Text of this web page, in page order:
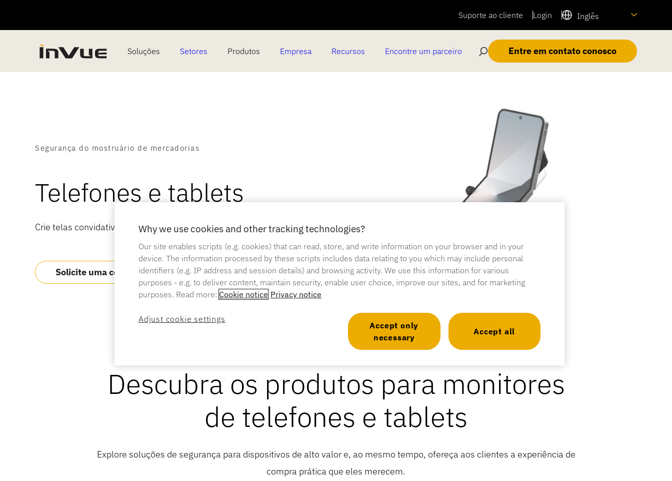
Suporte ao cliente Login Inglês
Soluções Setores Produtos Empresa Recursos Encontre um parceiro Entre em contato conosco
Segurança do mostruário de mercadorias
Telefones e tablets
Crie telas convidativas e seguras para smartphones e tablets.
Solicite uma cotação
Descubra os produtos para monitores
de telefones e tablets
Explore soluções de segurança para dispositivos de alto valor e, ao mesmo tempo, ofereça aos clientes a experiência de
compra prática que eles merecem.
Why we use cookies and other tracking technologies?
Our site enables scripts (e.g. cookies) that can read, store, and write information on your browser and in your
device. The information processed by these scripts includes data relating to you which may include personal
identifiers (e.g. IP address and session details) and browsing activity. We use this information for various
purposes - e.g. to deliver content, maintain security, enable user choice, improve our sites, and for marketing
purposes. Read more: Cookie notice Privacy notice
Adjust cookie settings
Accept only
necessary
Accept all